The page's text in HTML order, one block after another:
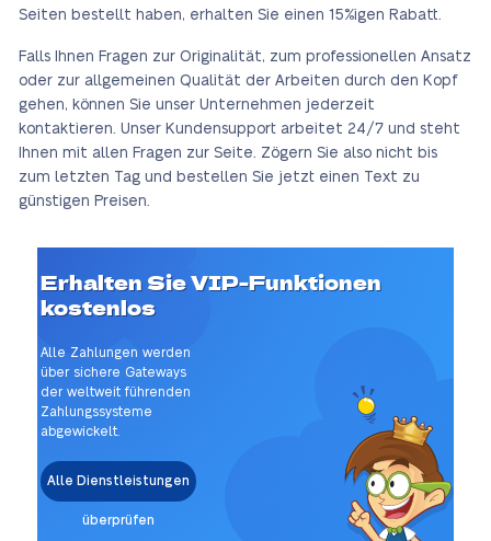
Seiten bestellt haben, erhalten Sie einen 15%igen Rabatt.
Falls Ihnen Fragen zur Originalität, zum professionellen Ansatz
oder zur allgemeinen Qualität der Arbeiten durch den Kopf
gehen, können Sie unser Unternehmen jederzeit
kontaktieren. Unser Kundensupport arbeitet 24/7 und steht
Ihnen mit allen Fragen zur Seite. Zögern Sie also nicht bis
zum letzten Tag und bestellen Sie jetzt einen Text zu
günstigen Preisen.
Erhalten Sie VIP-Funktionen
kostenlos
Alle Zahlungen werden
über sichere Gateways
der weltweit führenden
Zahlungssysteme
abgewickelt.
Alle Dienstleistungen
überprüfen